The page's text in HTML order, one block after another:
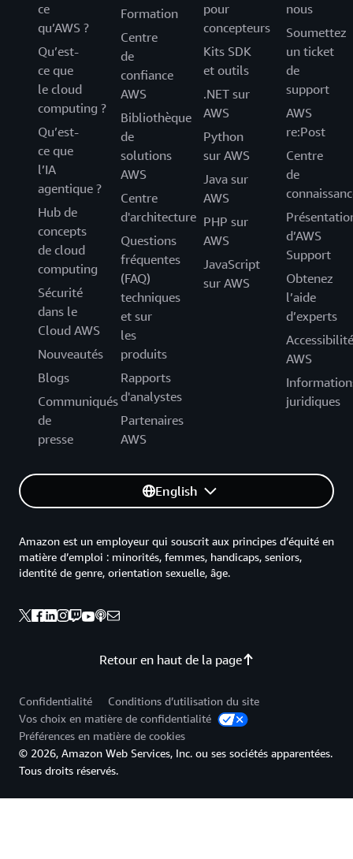
ce
qu’AWS ?
Qu’est-
ce que
le cloud
computing ?
Qu’est-
ce que
l’IA
agentique ?
Hub de
concepts
de cloud
computing
Sécurité
dans le
Cloud AWS
Nouveautés
Blogs
Communiqués
de
presse
Formation
Centre
de
confiance
AWS
Bibliothèque
de
solutions
AWS
Centre
d'architecture
Questions
fréquentes
(FAQ)
techniques
et sur
les
produits
Rapports
d'analystes
Partenaires
AWS
pour
concepteurs
Kits SDK
et outils
.NET sur
AWS
Python
sur AWS
Java sur
AWS
PHP sur
AWS
JavaScript
sur AWS
nous
Soumettez
un ticket
de
support
AWS
re:Post
Centre
de
d’AWS
Support
Obtenez
l’aide
d’experts
Accessibilité
AWS
juridiques
English
Retour en haut de la page
Amazon est un employeur qui souscrit aux principes d’équité en
matière d’emploi : minorités, femmes, handicaps, seniors,
identité de genre, orientation sexuelle, âge.
Confidentialité
Conditions d’utilisation du site
Vos choix en matière de confidentialité
Préférences en matière de cookies
© 2026, Amazon Web Services, Inc. ou ses sociétés apparentées.
Tous droits réservés.